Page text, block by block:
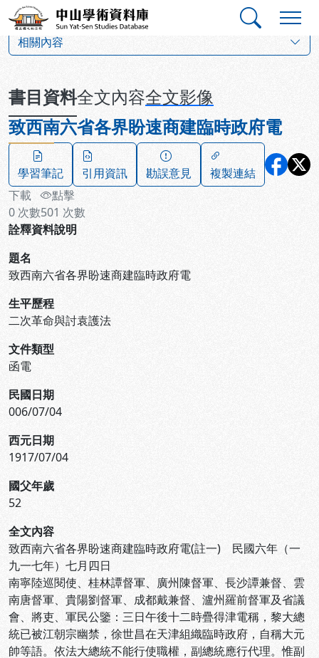
跳到主要內容
中山學術資料庫
相關內容
書目資料全文內容全文影像
致西南六省各界盼速商建臨時政府電
學習筆記 引用資訊 勘誤意見
複製連結
下載
0 次數
點擊
501 次數
詮釋資料說明
題名
致西南六省各界盼速商建臨時政府電
生平歷程
二次革命與討袁護法
文件類型
函電
民國日期
006/07/04
西元日期
1917/07/04
國父年歲
52
全文內容
致西南六省各界盼速商建臨時政府電(註一) 民國六年（一
九一七年）七月四日
南寧陸巡閱使、桂林譚督軍、廣州陳督軍、長沙譚兼督、雲
南唐督軍、貴陽劉督軍、成都戴兼督、瀘州羅前督軍及省議
會、將吏、軍民公鑒：三日午後十二時疊得津電稱，黎大總
統已被江朝宗幽禁，徐世昌在天津組織臨時政府，自稱大元
帥等語。依法大總統不能行使職權，副總統應行代理。惟副